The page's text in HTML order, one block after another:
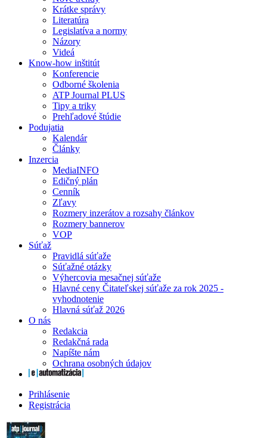
Krátke správy
Literatúra
Legislatíva a normy
Názory
Videá
Know-how inštitút
Konferencie
Odborné školenia
ATP Journal PLUS
Tipy a triky
Prehľadové štúdie
Podujatia
Kalendár
Články
Inzercia
MediaINFO
Edičný plán
Cenník
Zľavy
Rozmery inzerátov a rozsahy článkov
Rozmery bannerov
VOP
Súťaž
Pravidlá súťaže
Súťažné otázky
Výhercovia mesačnej súťaže
Hlavné ceny Čitateľskej súťaže za rok 2025 -
vyhodnotenie
Hlavná súťaž 2026
O nás
Redakcia
Redakčná rada
Napíšte nám
Ochrana osobných údajov
Prihlásenie
Registrácia